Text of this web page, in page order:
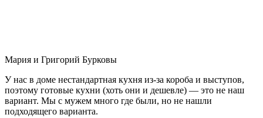
Мария и Григорий Бурковы
У нас в доме нестандартная кухня из-за короба и выступов,
поэтому готовые кухни (хоть они и дешевле) — это не наш
вариант. Мы с мужем много где были, но не нашли
подходящего варианта.